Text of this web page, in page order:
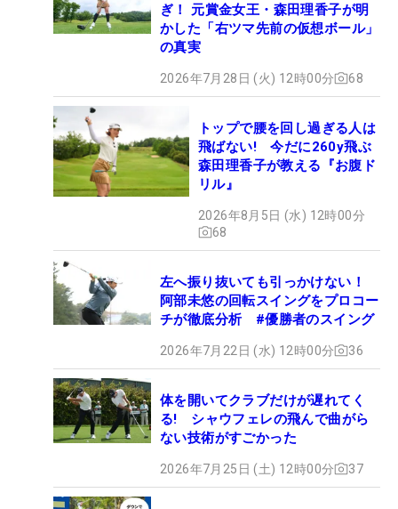
ぎ！ 元賞金女王・森田理香子が明
かした「右ツマ先前の仮想ボール」
の真実
2026年7月28日 (火) 12時00分 68
トップで腰を回し過ぎる人は
飛ばない! 今だに260y飛ぶ
森田理香子が教える『お腹ド
リル』
2026年8月5日 (水) 12時00分
68
左へ振り抜いても引っかけない！
阿部未悠の回転スイングをプロコー
チが徹底分析 #優勝者のスイング
2026年7月22日 (水) 12時00分 36
体を開いてクラブだけが遅れてく
る! シャウフェレの飛んで曲がら
ない技術がすごかった
2026年7月25日 (土) 12時00分 37